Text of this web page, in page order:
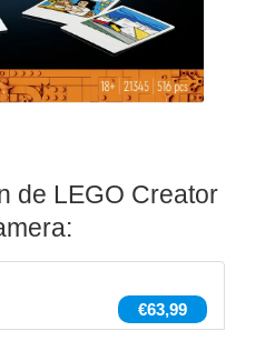
de LEGO Creator
€63,99